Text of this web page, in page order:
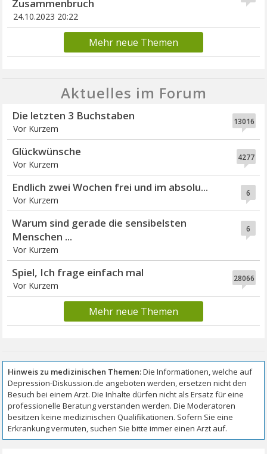
Zusammenbruch
24.10.2023 20:22
Mehr neue Themen
Aktuelles im Forum
13016
Die letzten 3 Buchstaben
Vor Kurzem
4277
Glückwünsche
Vor Kurzem
6
Endlich zwei Wochen frei und im absolu...
Vor Kurzem
6
Warum sind gerade die sensibelsten
Menschen ...
Vor Kurzem
28066
Spiel, Ich frage einfach mal
Vor Kurzem
Mehr neue Themen